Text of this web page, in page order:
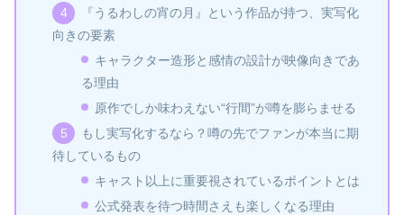
『うるわしの宵の月』という作品が持つ、実写化
向きの要素
キャラクター造形と感情の設計が映像向きであ
る理由
原作でしか味わえない“行間”が噂を膨らませる
もし実写化するなら？噂の先でファンが本当に期
待しているもの
キャスト以上に重要視されているポイントとは
公式発表を待つ時間さえも楽しくなる理由